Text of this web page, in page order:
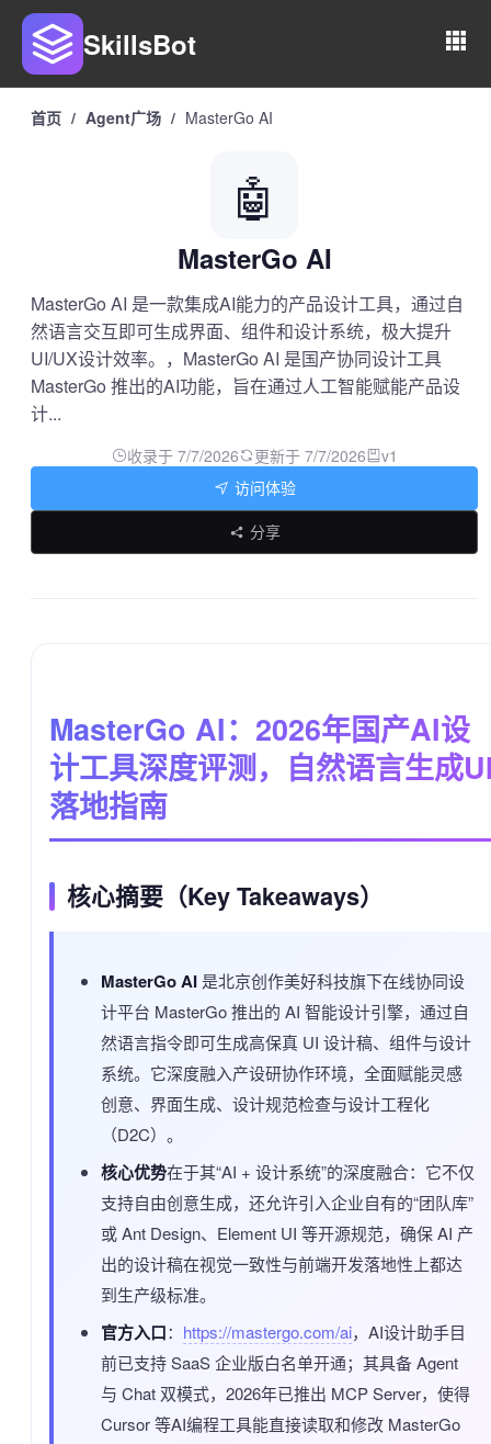
SkillsBot
首页 / Agent广场 / MasterGo AI
🤖
MasterGo AI
MasterGo AI 是一款集成AI能力的产品设计工具，通过自
然语言交互即可生成界面、组件和设计系统，极大提升
UI/UX设计效率。，MasterGo AI 是国产协同设计工具
MasterGo 推出的AI功能，旨在通过人工智能赋能产品设
计...
收录于 7/7/2026 更新于 7/7/2026 v1
访问体验
分享
MasterGo AI：2026年国产AI设
计工具深度评测，自然语言生成
落地指南
核心摘要（Key Takeaways）
MasterGo AI是北京创作美好科技旗下在线协同设
计平台 MasterGo 推出的 AI 智能设计引擎，通过自
然语言指令即可生成高保真 UI 设计稿、组件与设计
系统。它深度融入产设研协作环境，全面赋能灵感
创意、界面生成、设计规范检查与设计工程化
（D2C）。
核心优势在于其“AI + 设计系统”的深度融合：它不仅
支持自由创意生成，还允许引入企业自有的“团队库”
或 Ant Design、Element UI 等开源规范，确保 AI 产
出的设计稿在视觉一致性与前端开发落地性上都达
到生产级标准。
官方入口： https://mastergo.com/ai，AI设计助手目
前已支持 SaaS 企业版白名单开通；其具备 Agent
与 Chat 双模式，2026年已推出 MCP Server，使得
Cursor 等AI编程工具能直接读取和修改 MasterGo